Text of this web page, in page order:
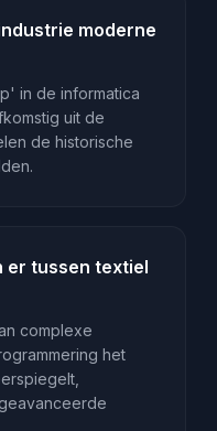
moderne
in de informatica
uit de
de historische
er tussen textiel
complexe
het